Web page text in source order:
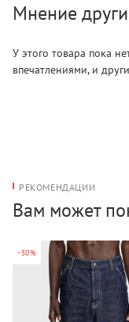
Мнение
У этого товара пока
впечатлениями, и
РЕКОМЕНДАЦИИ
Вам может
-50%